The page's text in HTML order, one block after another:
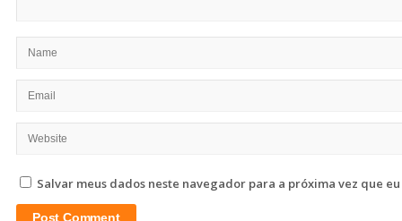
Salvar meus dados neste navegador para a próxima vez que